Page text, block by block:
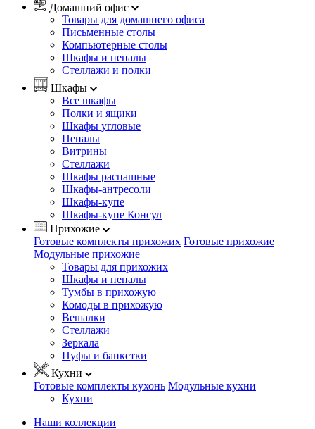
Домашний офис
Товары для домашнего офиса
Письменные столы
Компьютерные столы
Шкафы и пеналы
Стеллажи и полки
Шкафы
Все шкафы
Полки и ящики
Шкафы угловые
Пеналы
Витрины
Стеллажи
Шкафы распашные
Шкафы-антресоли
Шкафы-купе
Шкафы-купе Консул
Прихожие
Готовые комплекты прихожих Готовые прихожие
Модульные прихожие
Товары для прихожих
Шкафы и пеналы
Тумбы в прихожую
Комоды в прихожую
Вешалки
Стеллажи
Зеркала
Пуфы и банкетки
Кухни
Готовые комплекты кухонь Модульные кухни
Кухни
Наши коллекции